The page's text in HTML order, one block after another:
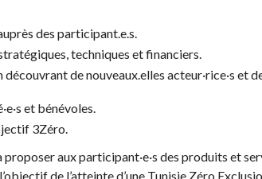
des participant.e.s.
techniques et financiers.
de nouveaux.elles acteur·rice·s et
et bénévoles.
3Zéro.
aux participant·e·s des produits et
de l’atteinte d’une Tunisie Zéro